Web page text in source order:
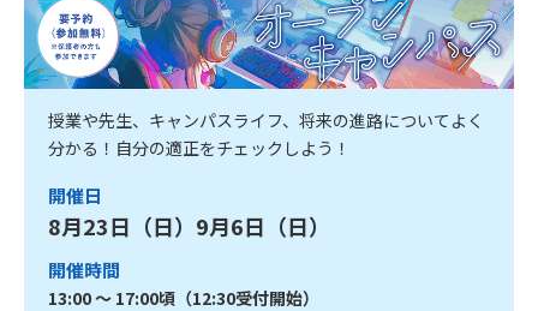
授業や先生、キャンパスライフ、将来の進路についてよく
分かる！自分の適正をチェックしよう！
開催日
8月23日（日）9月6日（日）
開催時間
13:00 ～ 17:00頃（12:30受付開始）